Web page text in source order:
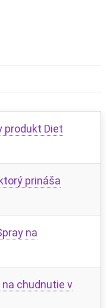
produkt Diet
prináša
na
chudnutie v